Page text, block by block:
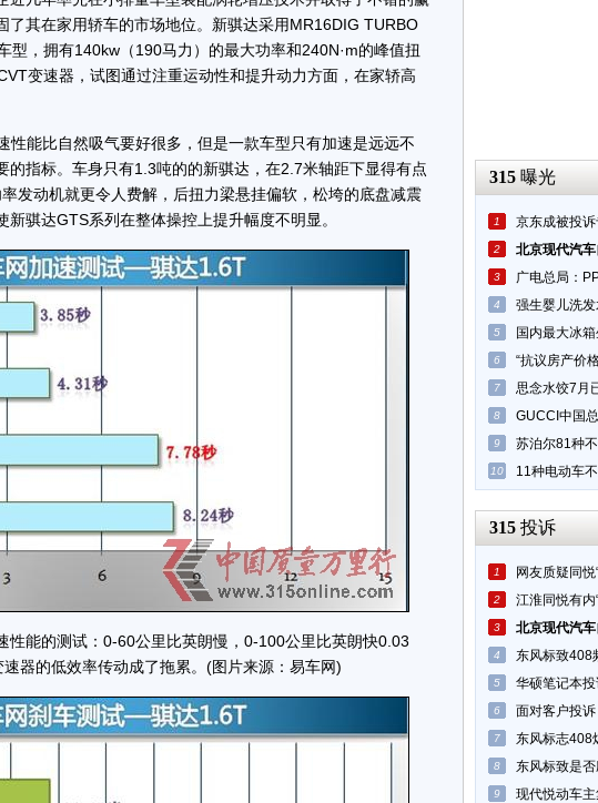
了其在家用轿车的市场地位。新骐达采用MR16DIG TURBO
型，拥有140kw（190马力）的最大功率和240N·m的峰值扭
变速器，试图通过注重运动性和提升动力方面，在家轿高
能比自然吸气要好很多，但是一款车型只有加速是远远不
的指标。车身只有1.3吨的的新骐达，在2.7米轴距下显得有点
发动机就更令人费解，后扭力梁悬挂偏软，松垮的底盘减震
骐达GTS系列在整体操控上提升幅度不明显。
能的测试：0-60公里比英朗慢，0-100公里比英朗快0.03
器的低效率传动成了拖累。(图片来源：易车网)
315 曝光
1 京东成被投
2 北京现代汽
3 广电总局：
4 强生婴儿洗
5 国内最大冰
6 “抗议房产价
7 思念水饺7月
8 GUCCI中国
9 苏泊尔81种
10 11种电动车
315 投诉
1 网友质疑同
2 江淮同悦有内
3 北京现代汽
4 东风标致408
5 华硕笔记本
6 面对客户投
7 东风标志408
8 东风标致是否
9 现代悦动车